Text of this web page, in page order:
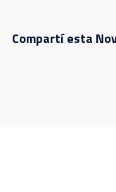
Compartí esta